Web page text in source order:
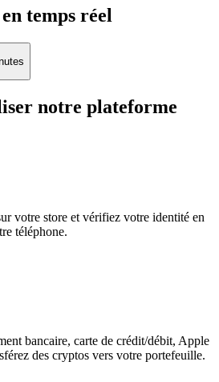
temps réel
notre plateforme
votre store et vérifiez votre identité en
téléphone.
bancaire, carte de crédit/débit, Apple
des cryptos vers votre portefeuille.